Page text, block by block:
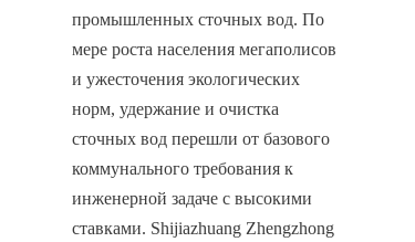
промышленных сточных вод. По
мере роста населения мегаполисов
и ужесточения экологических
норм, удержание и очистка
сточных вод перешли от базового
коммунального требования к
инженерной задаче с высокими
ставками. Shijiazhuang Zhengzhong